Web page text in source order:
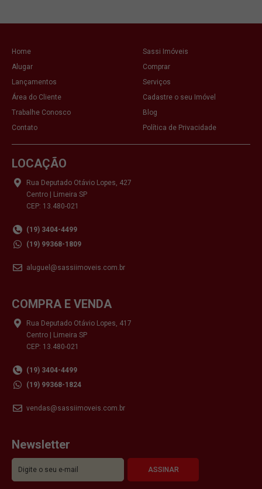
Home
Sassi Imóveis
Alugar
Comprar
Lançamentos
Serviços
Área do Cliente
Cadastre o seu Imóvel
Trabalhe Conosco
Blog
Contato
Política de Privacidade
LOCAÇÃO
Rua Deputado Otávio Lopes, 427
Centro | Limeira SP
CEP: 13.480-021
(19) 3404-4499
(19) 99368-1809
aluguel@sassiimoveis.com.br
COMPRA E VENDA
Rua Deputado Otávio Lopes, 417
Centro | Limeira SP
CEP: 13.480-021
(19) 3404-4499
(19) 99368-1824
vendas@sassiimoveis.com.br
Newsletter